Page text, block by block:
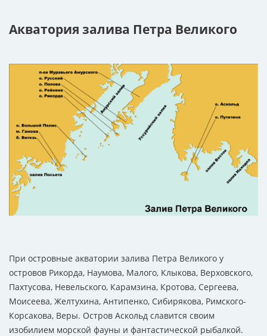
Акватория залива Петра Великого
При островные акватории залива Петра Великого у
островов Рикорда, Наумова, Малого, Клыкова, Верховского,
Пахтусова, Невельского, Карамзина, Кротова, Сергеева,
Моисеева, Желтухина, Антипенко, Сибирякова, Римского-
Корсакова, Веры. Остров Аскольд славится своим
изобилием морской фауны и фантастической рыбалкой.